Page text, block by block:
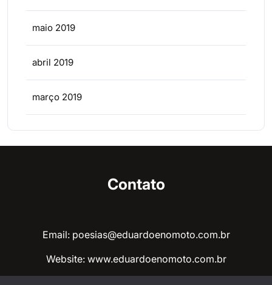
maio 2019
abril 2019
março 2019
Contato
Email: poesias@eduardoenomoto.com.br
Website: www.eduardoenomoto.com.br